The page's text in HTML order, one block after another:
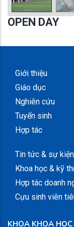
OPEN DAY
Giới thiệu
Giáo dục
Nghiên cứu
Tuyển sinh
Hợp tác
Tin tức & sự kiện
Khoa học & kỹ
Hợp tác doanh
Cựu sinh viên
KHOA KHOA